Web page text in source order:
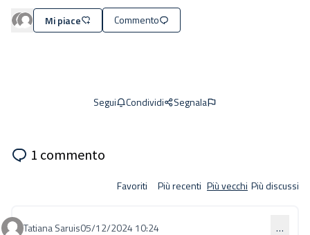
Mi piace Commento
Segui Condividi Segnala
1 commento
Favoriti Più recenti Più vecchi Più discussi
Tatiana Saruis05/12/2024 10:24 …